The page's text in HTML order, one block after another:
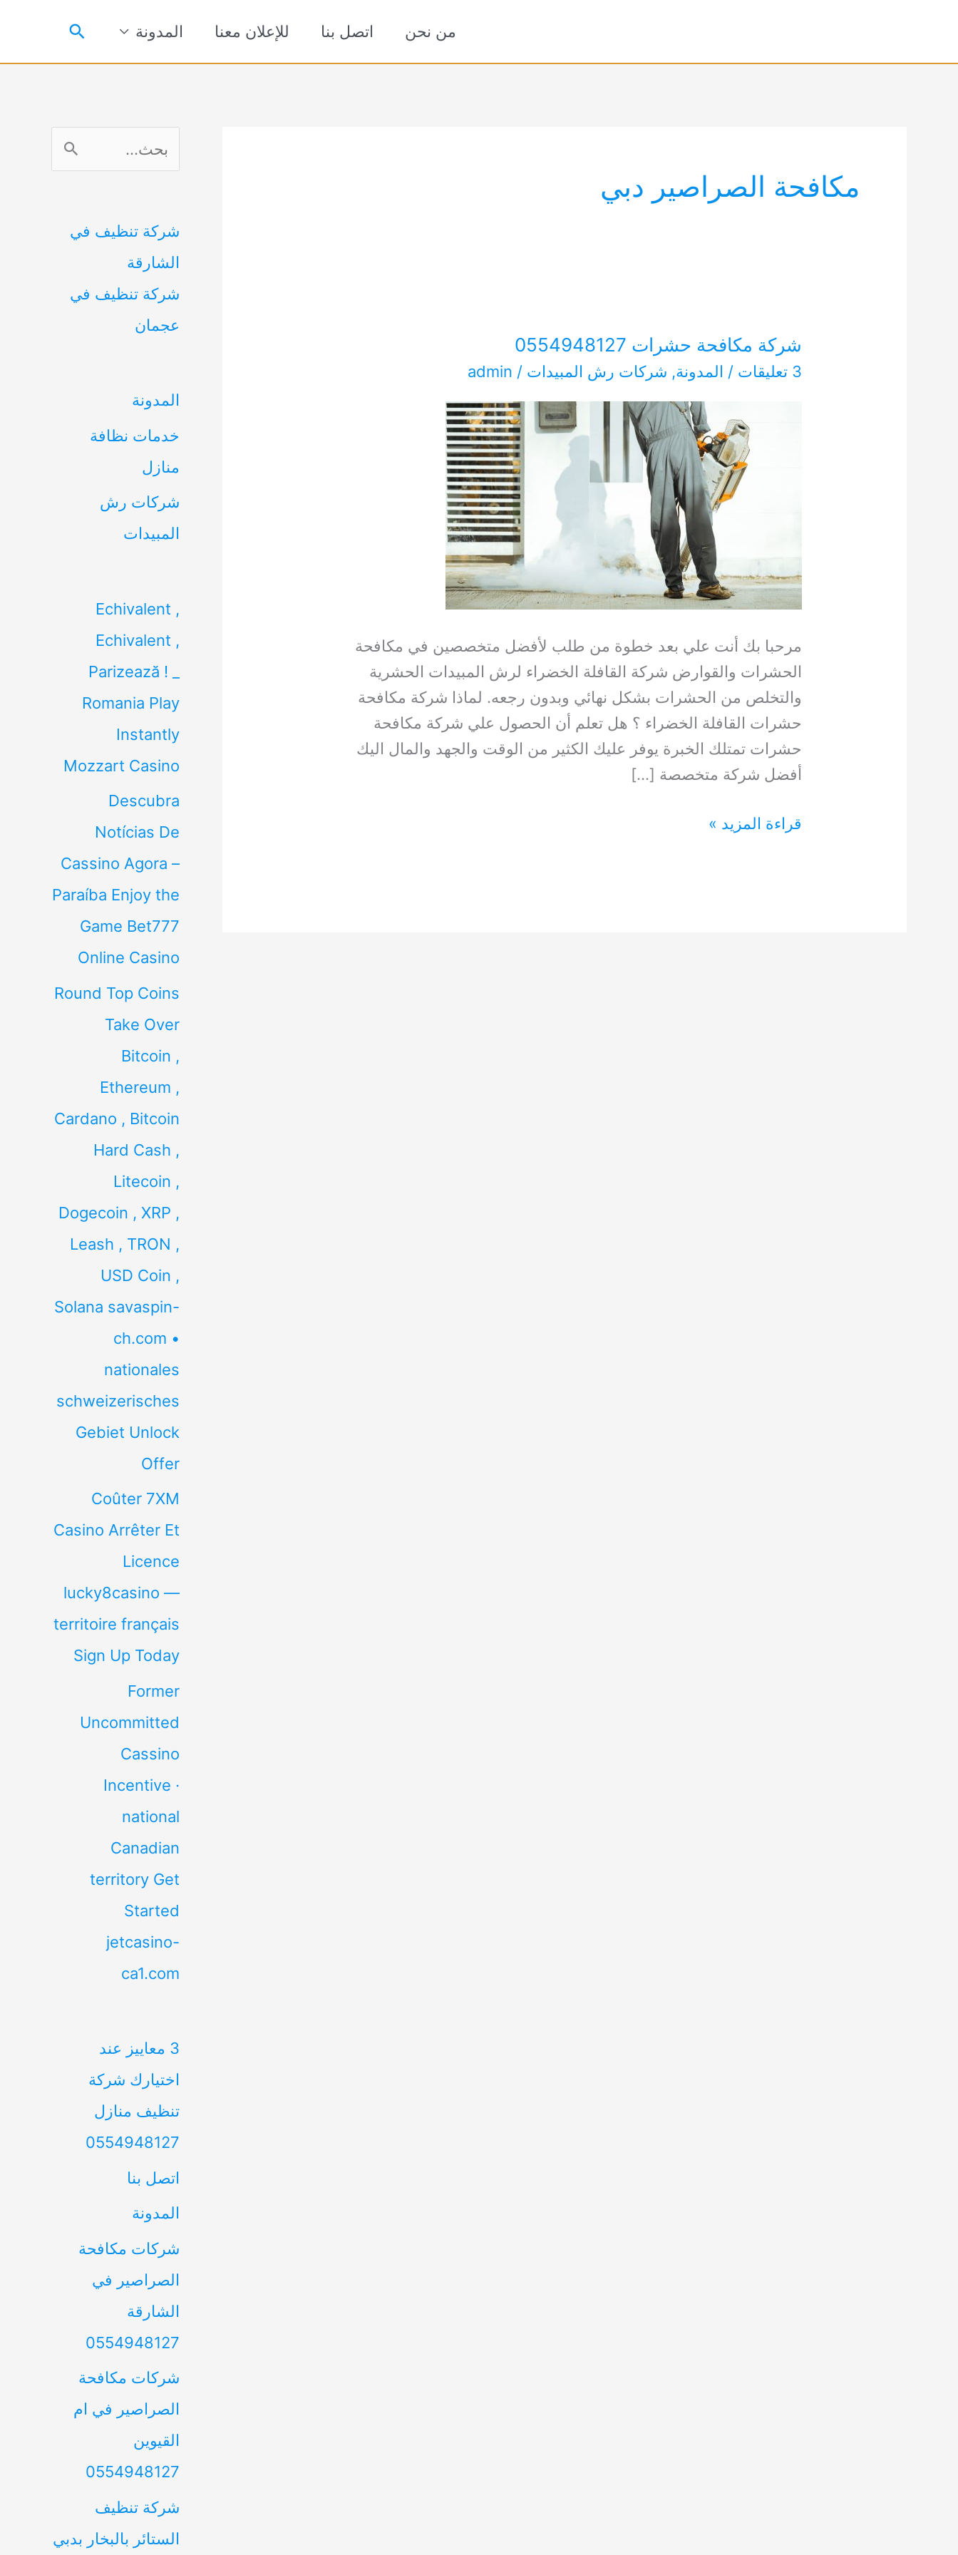
المحتوى
من نحن اتصل بنا للإعلان معنا المدونة البحث
مكافحة الصراصير دبي
شركة مكافحة حشرات 0554948127
3 تعليقات / المدونة, شركات رش المبيدات /
admin
مرحبا بك أنت علي بعد خطوة من طلب لأفضل متخصصين في مكافحة
الحشرات والقوارض شركة القافلة الخضراء لرش المبيدات الحشرية
والتخلص من الحشرات بشكل نهائي وبدون رجعه. لماذا شركة مكافحة
حشرات القافلة الخضراء ؟ هل تعلم أن الحصول علي شركة مكافحة
حشرات تمتلك الخبرة يوفر عليك الكثير من الوقت والجهد والمال اليك
أفضل شركة متخصصة […]
شركة
قراءة المزيد »
ل
ح
ث
ع
ن
شركة تنظيف في
الشارقة
شركة تنظيف في
عجمان
المدونة
خدمات نظافة
منازل
شركات رش
المبيدات
Echivalent ,
Echivalent ,
Parizează ! _
Romania Play
Instantly
Mozzart Casino
Descubra
Notícias De
Cassino Agora –
Paraíba Enjoy the
Game Bet777
Online Casino
Round Top Coins
Take Over
Bitcoin ,
Ethereum ,
Cardano , Bitcoin
Hard Cash ,
Litecoin ,
Dogecoin , XRP ,
Leash , TRON ,
USD Coin ,
Solana savaspin-
ch.com •
nationales
schweizerisches
Gebiet Unlock
Offer
Coûter 7XM
Casino Arrêter Et
Licence
lucky8casino —
territoire français
Sign Up Today
Former
Uncommitted
Cassino
Incentive ·
national
Canadian
territory Get
Started
jetcasino-
ca1.com
3 معاييز عند
اختيارك شركة
تنظيف منازل
0554948127
اتصل بنا
المدونة
شركات مكافحة
الصراصير في
الشارقة
0554948127
شركات مكافحة
الصراصير في ام
القيوين
0554948127
شركة تنظيف
الستائر بالبخار بدبي